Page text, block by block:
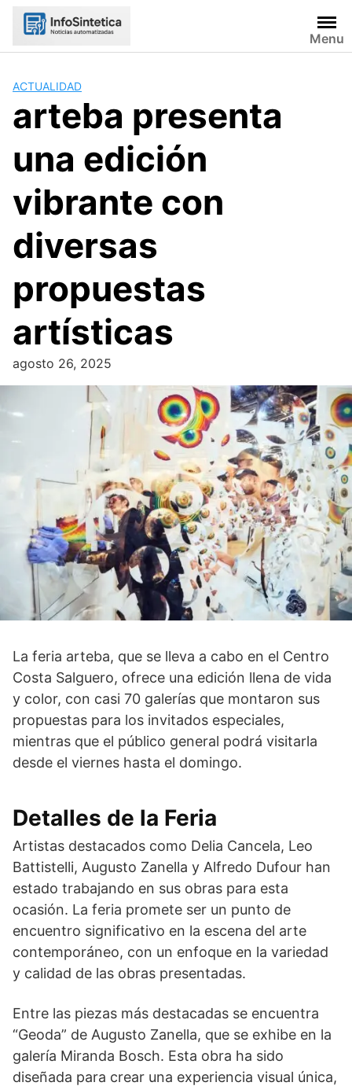
Skip
Menu
ACTUALIDAD
arteba presenta
una edición
vibrante con
diversas
propuestas
artísticas
agosto 26, 2025
La feria arteba, que se lleva a cabo en el Centro
Costa Salguero, ofrece una edición llena de vida
y color, con casi 70 galerías que montaron sus
propuestas para los invitados especiales,
mientras que el público general podrá visitarla
desde el viernes hasta el domingo.
Detalles de la Feria
Artistas destacados como Delia Cancela, Leo
Battistelli, Augusto Zanella y Alfredo Dufour han
estado trabajando en sus obras para esta
ocasión. La feria promete ser un punto de
encuentro significativo en la escena del arte
contemporáneo, con un enfoque en la variedad
y calidad de las obras presentadas.
Entre las piezas más destacadas se encuentra
“Geoda” de Augusto Zanella, que se exhibe en la
galería Miranda Bosch. Esta obra ha sido
diseñada para crear una experiencia visual única,